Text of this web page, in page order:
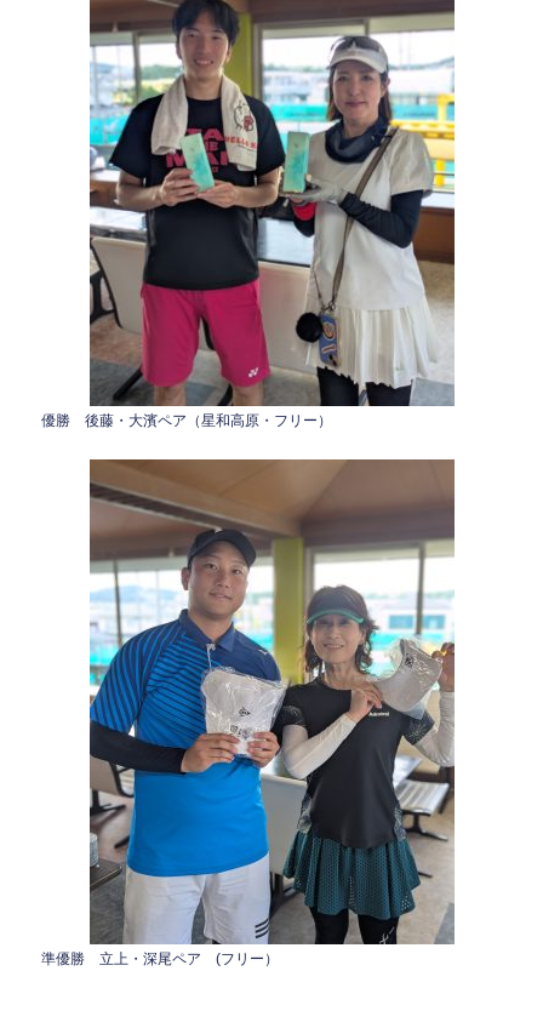
優勝 後藤・大濱ペア（星和高原・フリー）
準優勝 立上・深尾ペア (フリー）